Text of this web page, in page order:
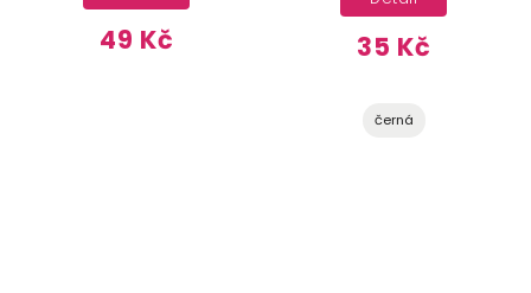
49 Kč 35 Kč
černá